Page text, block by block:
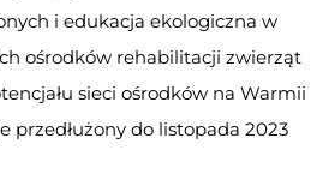
i edukacja ekologiczna w
ośrodków rehabilitacji zwierząt
sieci ośrodków na Warmii
przedłużony do listopada 2023